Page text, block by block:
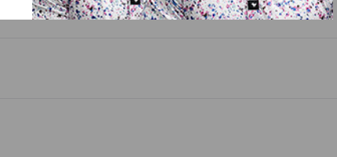
cortar la zona del encaje. (No se debe cortar